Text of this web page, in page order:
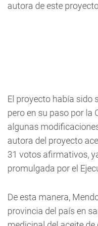
autora de este
El proyecto había sido
pero en su paso por la
algunas
autora del proyecto
31 votos afirmativos,
promulgada por el
De esta manera,
provincia del país en